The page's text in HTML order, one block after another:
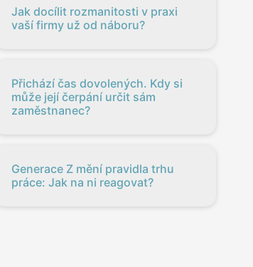
Jak docílit rozmanitosti v praxi
vaší firmy už od náboru?
Přichází čas dovolených. Kdy si
může její čerpání určit sám
zaměstnanec?
Generace Z mění pravidla trhu
práce: Jak na ni reagovat?